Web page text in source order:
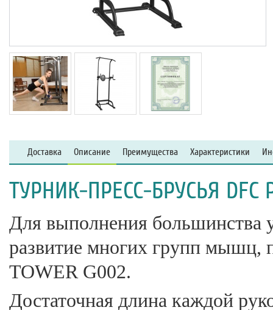
Доставка Описание Преимущества Характеристики
ТУРНИК-ПРЕСС-БРУСЬЯ DFC
Для выполнения большинства
развитие многих групп мышц,
TOWER G002.
Достаточная длина каждой